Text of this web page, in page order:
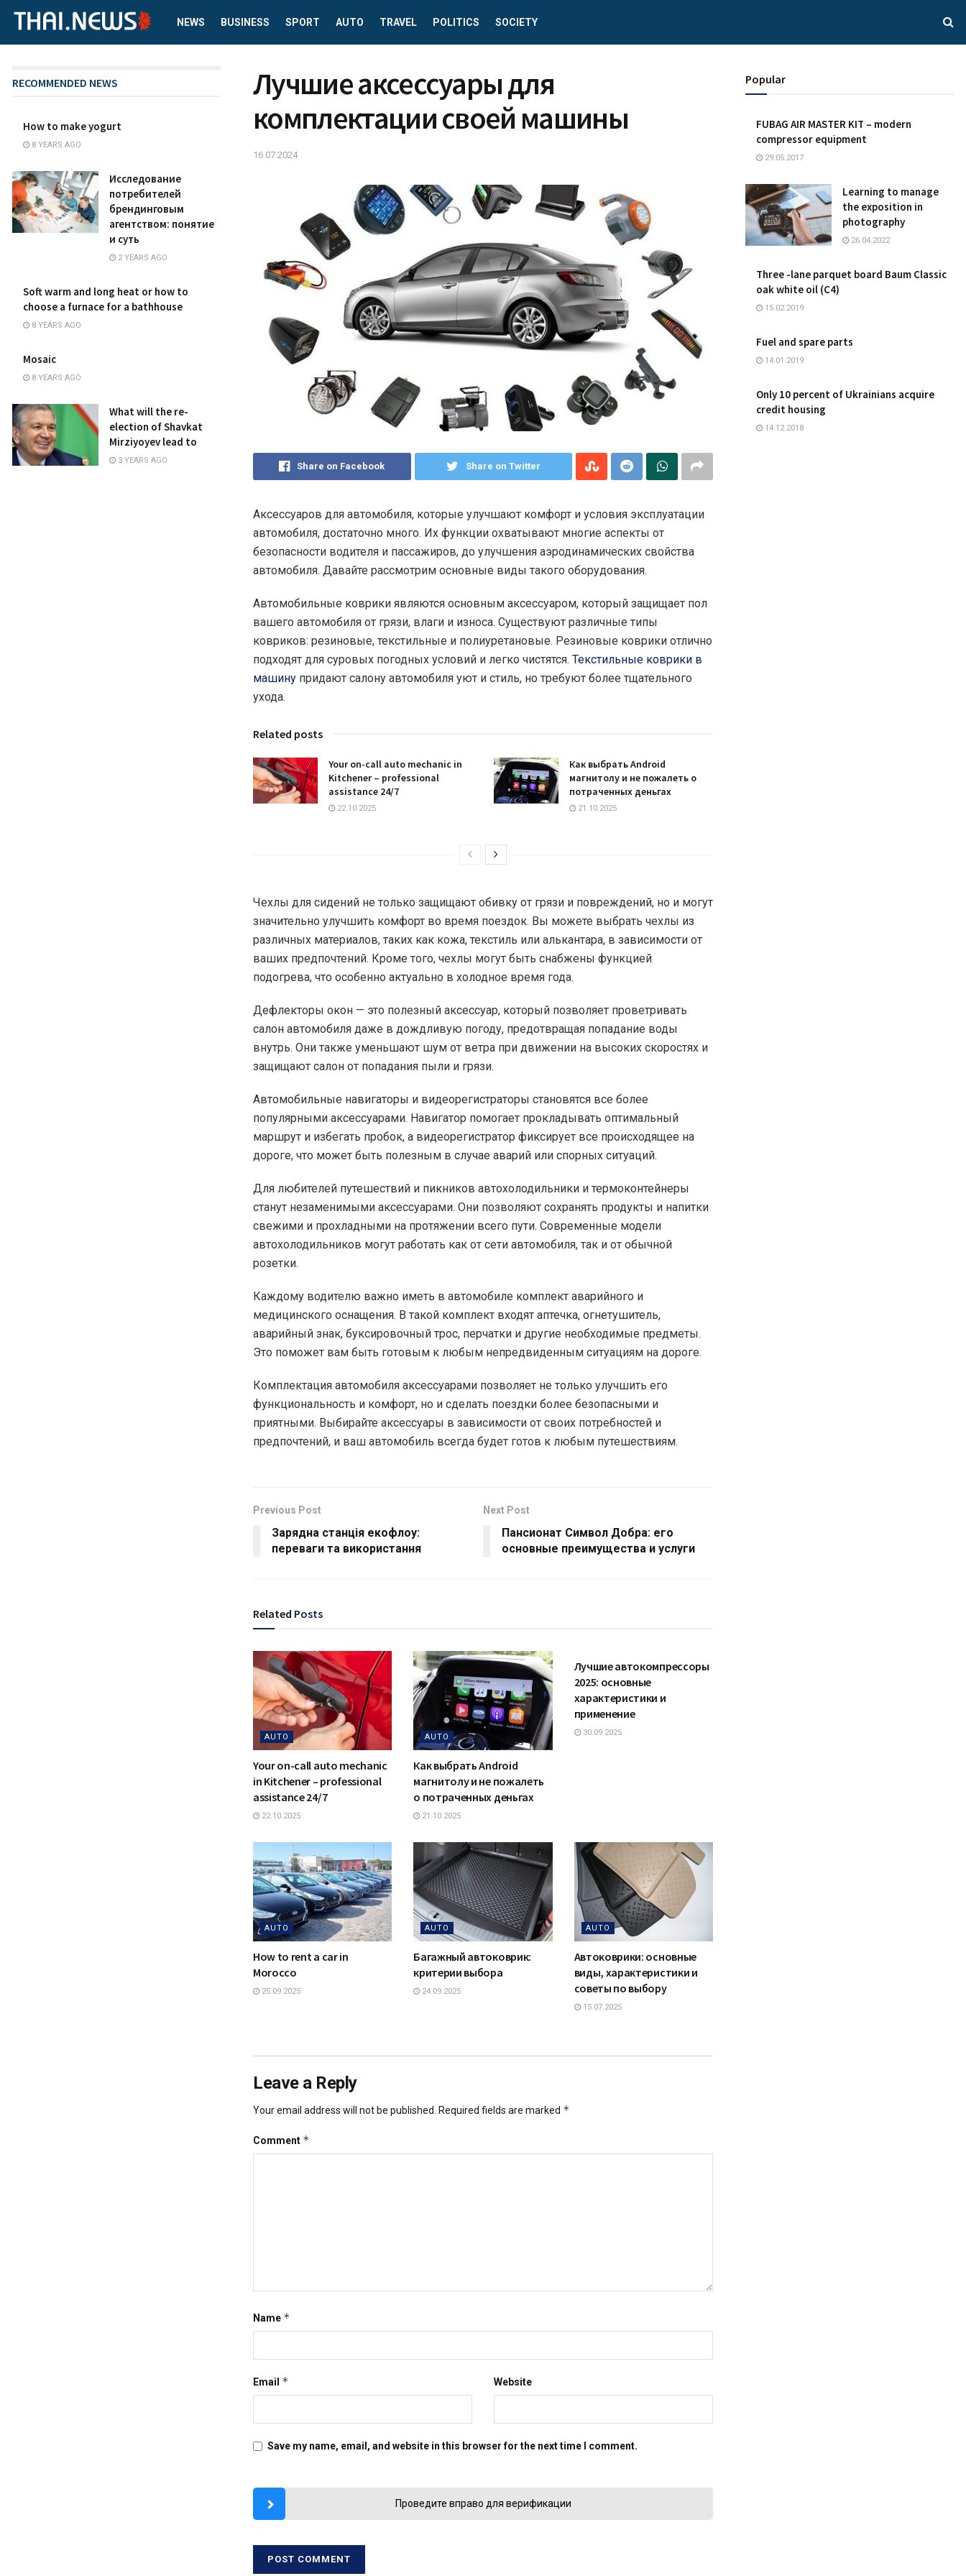
NEWS BUSINESS SPORT AUTO TRAVEL POLITICS SOCIETY
Лучшие аксессуары для
комплектации своей машины
16.07.2024
Share on Facebook Share on Twitter
Аксессуаров для автомобиля, которые улучшают комфорт и условия эксплуатации
автомобиля, достаточно много. Их функции охватывают многие аспекты от
безопасности водителя и пассажиров, до улучшения аэродинамических свойства
автомобиля. Давайте рассмотрим основные виды такого оборудования.
Автомобильные коврики являются основным аксессуаром, который защищает пол
вашего автомобиля от грязи, влаги и износа. Существуют различные типы
ковриков: резиновые, текстильные и полиуретановые. Резиновые коврики отлично
подходят для суровых погодных условий и легко чистятся. Текстильные коврики в
машину придают салону автомобиля уют и стиль, но требуют более тщательного
ухода.
Related posts
Your on-call auto mechanic in
Kitchener – professional
assistance 24/7
22.10.2025
Как выбрать Android
магнитолу и не пожалеть о
потраченных деньгах
21.10.2025
Чехлы для сидений не только защищают обивку от грязи и повреждений, но и могут
значительно улучшить комфорт во время поездок. Вы можете выбрать чехлы из
различных материалов, таких как кожа, текстиль или алькантара, в зависимости от
ваших предпочтений. Кроме того, чехлы могут быть снабжены функцией
подогрева, что особенно актуально в холодное время года.
Дефлекторы окон — это полезный аксессуар, который позволяет проветривать
салон автомобиля даже в дождливую погоду, предотвращая попадание воды
внутрь. Они также уменьшают шум от ветра при движении на высоких скоростях и
защищают салон от попадания пыли и грязи.
Автомобильные навигаторы и видеорегистраторы становятся все более
популярными аксессуарами. Навигатор помогает прокладывать оптимальный
маршрут и избегать пробок, а видеорегистратор фиксирует все происходящее на
дороге, что может быть полезным в случае аварий или спорных ситуаций.
Для любителей путешествий и пикников автохолодильники и термоконтейнеры
станут незаменимыми аксессуарами. Они позволяют сохранять продукты и напитки
свежими и прохладными на протяжении всего пути. Современные модели
автохолодильников могут работать как от сети автомобиля, так и от обычной
розетки.
Каждому водителю важно иметь в автомобиле комплект аварийного и
медицинского оснащения. В такой комплект входят аптечка, огнетушитель,
аварийный знак, буксировочный трос, перчатки и другие необходимые предметы.
Это поможет вам быть готовым к любым непредвиденным ситуациям на дороге.
Комплектация автомобиля аксессуарами позволяет не только улучшить его
функциональность и комфорт, но и сделать поездки более безопасными и
приятными. Выбирайте аксессуары в зависимости от своих потребностей и
предпочтений, и ваш автомобиль всегда будет готов к любым путешествиям.
Previous Post
Зарядна станція екофлоу:
переваги та використання
Next Post
Пансионат Символ Добра: его
основные преимущества и услуги
Related Posts
AUTO
Your on-call auto mechanic
in Kitchener – professional
assistance 24/7
22.10.2025
AUTO
Как выбрать Android
магнитолу и не пожалеть
о потраченных деньгах
21.10.2025
Лучшие автокомпрессоры
2025: основные
характеристики и
применение
30.09.2025
AUTO
How to rent a car in
Morocco
25.09.2025
AUTO
Багажный автоковрик:
критерии выбора
24.09.2025
AUTO
Автоковрики: основные
виды, характеристики и
советы по выбору
15.07.2025
Leave a Reply
Your email address will not be published. Required fields are marked *
Comment *
Name *
Email * Website
Save my name, email, and website in this browser for the next time I comment.
Проведите вправо для верификации
RECOMMENDED NEWS
How to make yogurt
8 YEARS AGO
Исследование
потребителей
брендинговым
агентством: понятие
и суть
2 YEARS AGO
Soft warm and long heat or how to
choose a furnace for a bathhouse
8 YEARS AGO
Mosaic
8 YEARS AGO
What will the re-
election of Shavkat
Mirziyoyev lead to
3 YEARS AGO
Popular
FUBAG AIR MASTER KIT – modern
compressor equipment
29.05.2017
Learning to manage
the exposition in
photography
26.04.2022
Three -lane parquet board Baum Classic
oak white oil (C4)
15.02.2019
Fuel and spare parts
14.01.2019
Only 10 percent of Ukrainians acquire
credit housing
14.12.2018